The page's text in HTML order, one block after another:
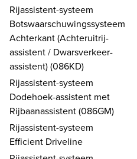
Rijassistent-systeem
Botswaarschuwingssysteem
Achterkant (Achteruitrij-
assistent / Dwarsverkeer-
assistent) (086KD)
Rijassistent-systeem
Dodehoek-assistent met
Rijbaanassistent (086GM)
Rijassistent-systeem
Efficient Driveline